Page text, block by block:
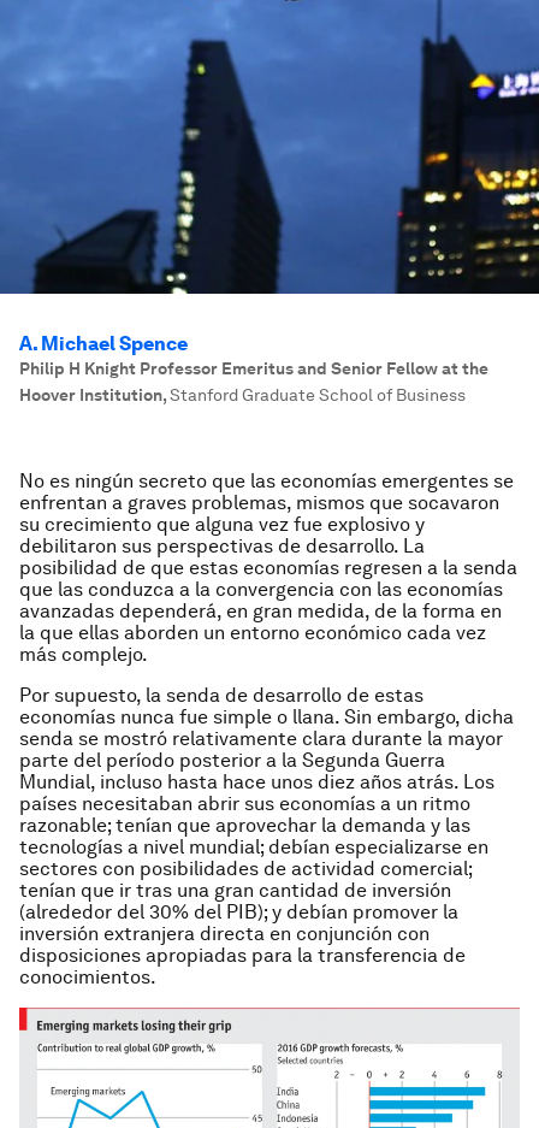
A. Michael Spence
Philip H Knight Professor Emeritus and Senior Fellow at the
Hoover Institution,Stanford Graduate School of Business
No es ningún secreto que las economías emergentes se
enfrentan a graves problemas, mismos que socavaron
su crecimiento que alguna vez fue explosivo y
debilitaron sus perspectivas de desarrollo. La
posibilidad de que estas economías regresen a la senda
que las conduzca a la convergencia con las economías
avanzadas dependerá, en gran medida, de la forma en
la que ellas aborden un entorno económico cada vez
más complejo.
Por supuesto, la senda de desarrollo de estas
economías nunca fue simple o llana. Sin embargo, dicha
senda se mostró relativamente clara durante la mayor
parte del período posterior a la Segunda Guerra
Mundial, incluso hasta hace unos diez años atrás. Los
países necesitaban abrir sus economías a un ritmo
razonable; tenían que aprovechar la demanda y las
tecnologías a nivel mundial; debían especializarse en
sectores con posibilidades de actividad comercial;
tenían que ir tras una gran cantidad de inversión
(alrededor del 30% del PIB); y debían promover la
inversión extranjera directa en conjunción con
disposiciones apropiadas para la transferencia de
conocimientos.